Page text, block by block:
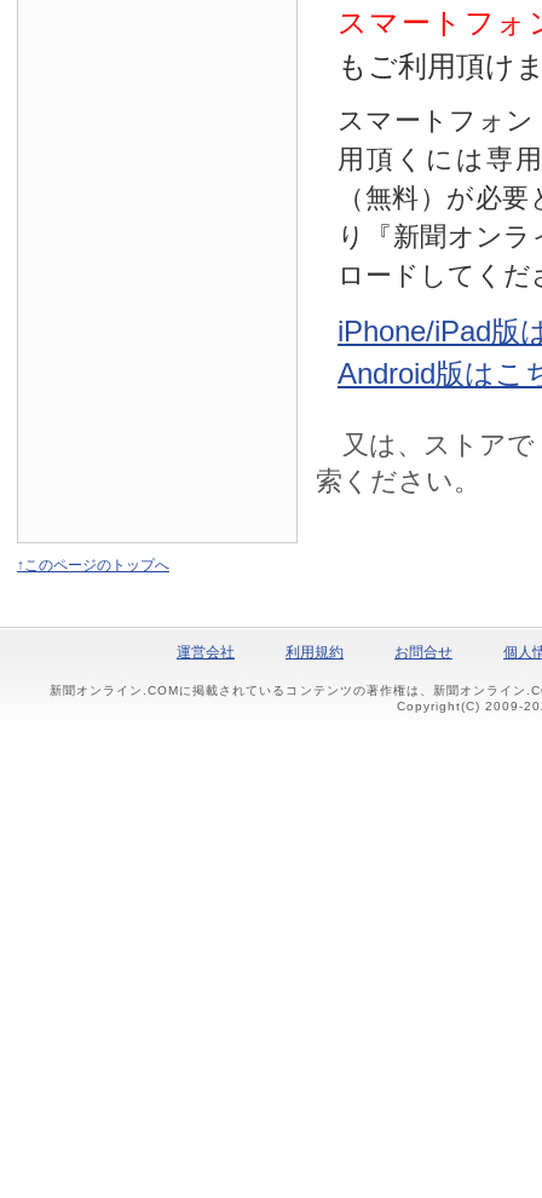
スマートフォ
もご利用頂け
スマートフォ
用頂くには専
（無料）が必
り『新聞オン
ロードしてくだ
iPhone/iPad版
Android版はこ
又は、ストアで
索ください。
↑このページのトップへ
運営会社 利用規約 お問合せ 個人
新聞オンライン.COMに掲載されているコンテンツの著作権は、新聞オンライン
Copyright(C) 2009-